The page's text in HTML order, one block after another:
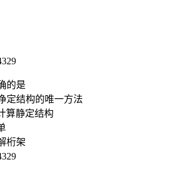
的是
定结构的唯一方法
算静定结构
桁架